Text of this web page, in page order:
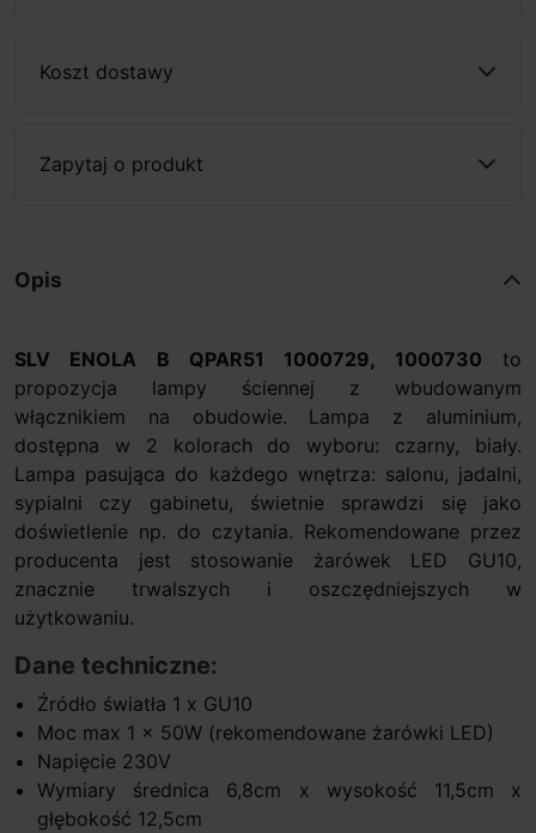
Koszt dostawy
Zapytaj o produkt
Opis
SLV ENOLA B QPAR51 1000729, 1000730 to
propozycja lampy ściennej z wbudowanym
włącznikiem na obudowie. Lampa z aluminium,
dostępna w 2 kolorach do wyboru: czarny, biały.
Lampa pasująca do każdego wnętrza: salonu, jadalni,
sypialni czy gabinetu, świetnie sprawdzi się jako
doświetlenie np. do czytania. Rekomendowane przez
producenta jest stosowanie żarówek LED GU10,
znacznie trwalszych i oszczędniejszych w
użytkowaniu.
Dane techniczne:
Źródło światła 1 x GU10
Moc max 1 x 50W (rekomendowane żarówki LED)
Napięcie 230V
Wymiary średnica 6,8cm x wysokość 11,5cm x
głębokość 12,5cm